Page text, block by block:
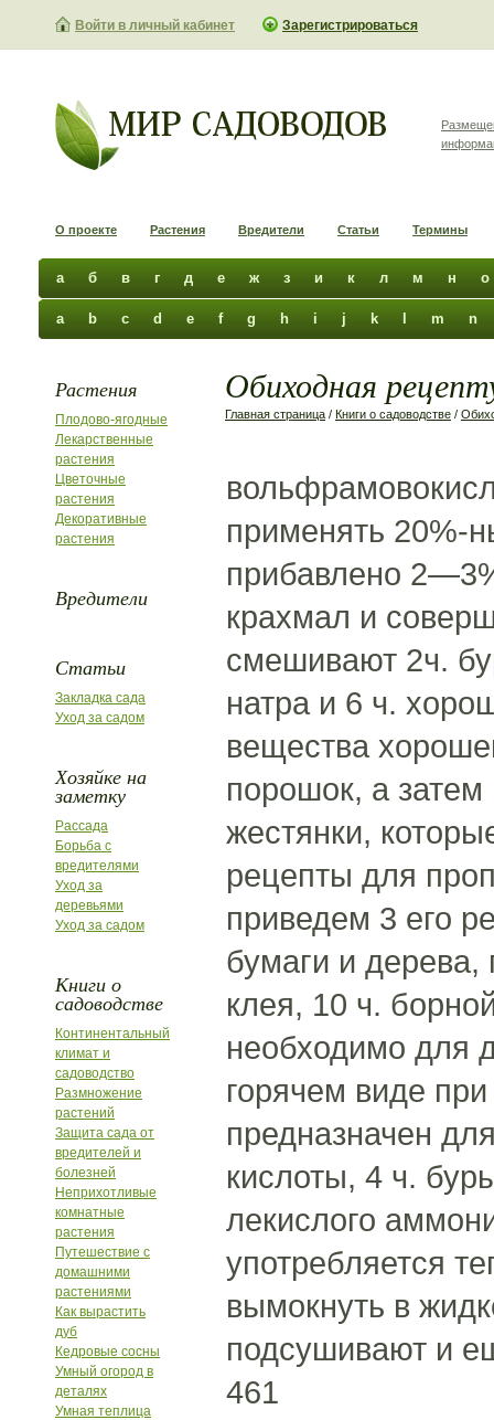
Войти в личный кабинет Зарегистрироваться
О проекте Растения Вредители Статьи Термины
а б в г д е ж з и к л м н о
a b c d e f g h i j k m n
Растения
Плодово-ягодные
Лекарственные
растения
Цветочные
растения
Декоративные
растения
Вредители
Статьи
Закладка сада
Уход за садом
Хозяйке на
заметку
Рассада
Борьба с
вредителями
Уход за
деревьями
Уход за садом
Книги о
садоводстве
Континентальный
климат и
садоводство
Размножение
растений
Защита сада от
вредителей и
болезней
Неприхотливые
комнатные
растения
Путешествие с
домашними
растениями
Как вырастить
дуб
Кедровые сосны
Умный огород в
деталях
Умная теплица
Обиходная
Главная страница / Книги о садоводстве /
применять 20%-
прибавлено
крахмал и
смешивают 2ч.
натра и 6 ч.
вещества
порошок, а
жестянки,
рецепты для
приведем 3 его
бумаги и дерева,
клея, 10 ч.
необходимо для
горячем виде
предназначен
кислоты, 4 ч.
лекислого
употребляется
вымокнуть в
подсушивают и
461